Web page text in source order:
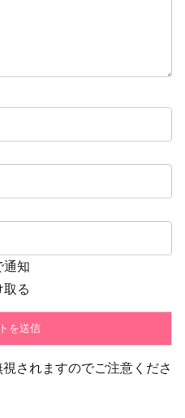
通知
取る
されますのでご注意くださ